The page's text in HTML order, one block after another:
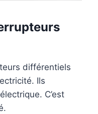
différentiels
Ils
C’est